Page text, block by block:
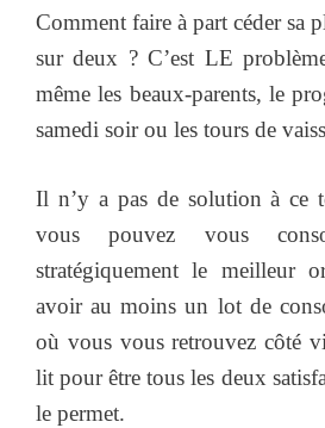
Comment faire à part céder sa
sur deux ? C’est LE
même les beaux-parents, le
samedi soir ou les tours de
Il n’y a pas de solution à ce
vous pouvez vous
stratégiquement le meilleur
avoir au moins un lot de
où vous vous retrouvez côté
lit pour être tous les deux
le permet.